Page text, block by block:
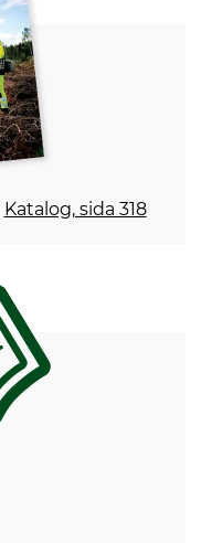
i tum
"
snitt
341
280
034
036
Katalog, sida 318